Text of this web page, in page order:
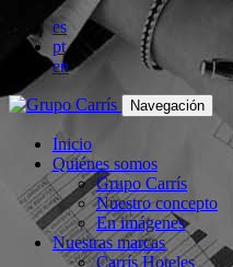
es
pt
en
Navegación
Inicio
Quiénes somos
Grupo Carrís
Nuestro concepto
En imágenes
Nuestras marcas
Carrís Hoteles